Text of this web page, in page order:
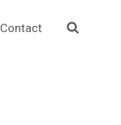
Contact